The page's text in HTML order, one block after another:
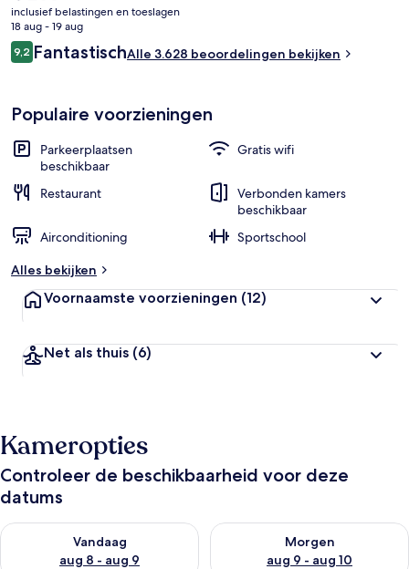
huidige
prijs
is
€ 203
inclusief belastingen en toeslagen
18 aug - 19 aug
Beoordelingen
9,29,2 op 10 –
FantastischAlle 3.628 beoordelingen bekijken
Populaire voorzieningen
Parkeerplaatsen
beschikbaar
Gratis wifi
Restaurant
Verbonden kamers
beschikbaar
Airconditioning
Sportschool
Alles bekijken
Voornaamste voorzieningen (12)
Net als thuis (6)
Kameropties
Controleer de beschikbaarheid voor deze
datums
Vandaag
aug 8 - aug 9
De beschikbaarheid controleren voor vanavond aug 8 - aug 9
Morgen
aug 9 - aug 10
De beschikbaarheid